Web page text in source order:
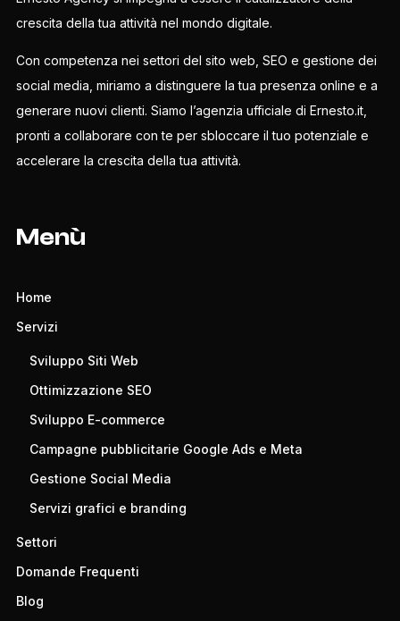
crescita della tua attività nel mondo digitale.
Con competenza nei settori del sito web, SEO e gestione dei
social media, miriamo a distinguere la tua presenza online e a
generare nuovi clienti. Siamo l’agenzia ufficiale di Ernesto.it,
pronti a collaborare con te per sbloccare il tuo potenziale e
accelerare la crescita della tua attività.
Menù
Home
Servizi
Sviluppo Siti Web
Ottimizzazione SEO
Sviluppo E-commerce
Campagne pubblicitarie Google Ads e Meta
Gestione Social Media
Servizi grafici e branding
Settori
Domande Frequenti
Blog